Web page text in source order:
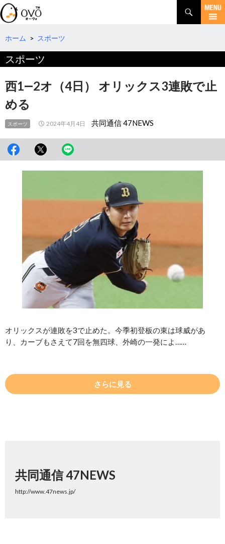
検
索
コ
テ
へ
移
動
ホーム > スポーツ
スポーツ
西1―2オ（4日） オリックス3連敗で止
める
スポーツ 2024年4月4日 共同通信 47NEWS
オリックスが連敗を3で止めた。今季初登板の東は球威があ
り、カーブもさえて7回を無四球、外崎の一発によ……
さらに見る
共同通信 47NEWS
http://www.47news.jp/